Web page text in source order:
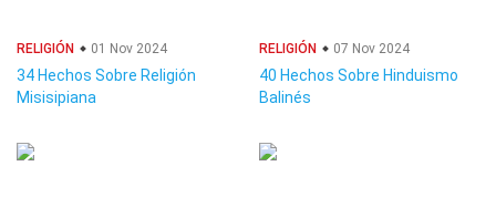
RELIGIÓN 01 Nov 2024
34 Hechos Sobre Religión
Misisipiana
RELIGIÓN 07 Nov 2024
40 Hechos Sobre Hinduismo
Balinés